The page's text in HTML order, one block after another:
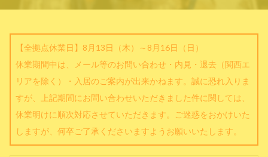
【全拠点休業日】8月13日（木）～8月16日（日）
休業期間中は、メール等のお問い合わせ・内見・退去（関西エ
リアを除く）・入居のご案内が出来かねます。誠に恐れ入りま
すが、上記期間にお問い合わせいただきました件に関しては、
休業明けに順次対応させていただきます。ご迷惑をおかけいた
しますが、何卒ご了承くださいますようお願いいたします。